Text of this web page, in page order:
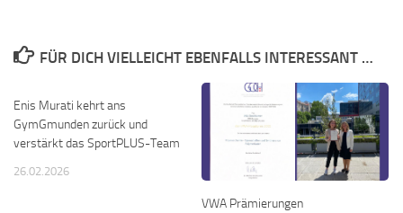
FÜR DICH VIELLEICHT EBENFALLS INTERESSANT …
Enis Murati kehrt ans
GymGmunden zurück und
verstärkt das SportPLUS-Team
26.02.2026
VWA Prämierungen